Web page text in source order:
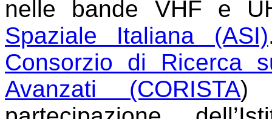
nelle bande VHF e
Spaziale Italiana (ASI)
Consorzio di Ricerca
Avanzati (CORISTA)